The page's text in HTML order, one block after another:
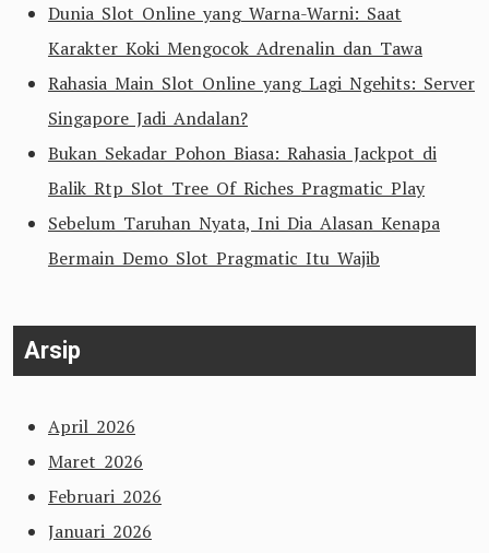
Dunia Slot Online yang Warna-Warni: Saat
Karakter Koki Mengocok Adrenalin dan Tawa
Rahasia Main Slot Online yang Lagi Ngehits: Server
Singapore Jadi Andalan?
Bukan Sekadar Pohon Biasa: Rahasia Jackpot di
Balik Rtp Slot Tree Of Riches Pragmatic Play
Sebelum Taruhan Nyata, Ini Dia Alasan Kenapa
Bermain Demo Slot Pragmatic Itu Wajib
Arsip
April 2026
Maret 2026
Februari 2026
Januari 2026